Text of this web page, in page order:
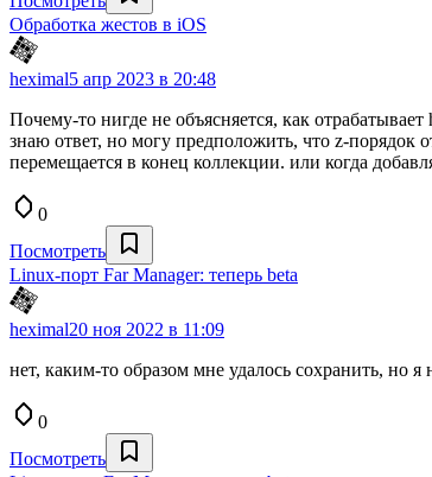
Обработка жестов в iOS
heximal5 апр 2023 в 20:48
Почему-то нигде не объясняется, как
знаю ответ, но могу предположить, что z-порядок
перемещается в конец коллекции. или когда
0
Посмотреть
Linux-порт Far Manager: теперь beta
heximal20 ноя 2022 в 11:09
нет, каким-то образом мне удалось сохранить, но
0
Посмотреть